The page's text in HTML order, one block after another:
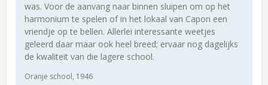
was. Voor de aanvang naar binnen sluipen om op het
harmonium te spelen of in het lokaal van Capon een
vriendje op te bellen. Allerlei interessante weetjes
geleerd daar maar ook heel breed; ervaar nog dagelijks
de kwaliteit van die lagere school.
Oranje school, 1946